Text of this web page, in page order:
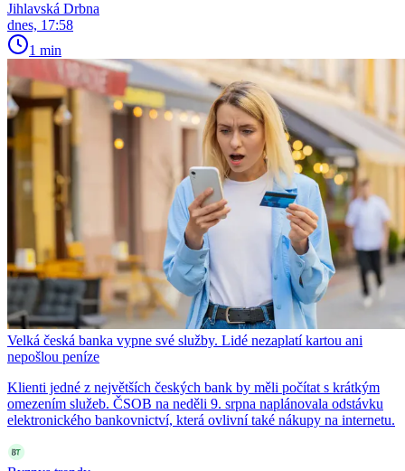
Jihlavská Drbna
dnes, 17:58
1 min
Velká česká banka vypne své služby. Lidé nezaplatí kartou ani
nepošlou peníze
Klienti jedné z největších českých bank by měli počítat s krátkým
omezením služeb. ČSOB na neděli 9. srpna naplánovala odstávku
elektronického bankovnictví, která ovlivní také nákupy na internetu.